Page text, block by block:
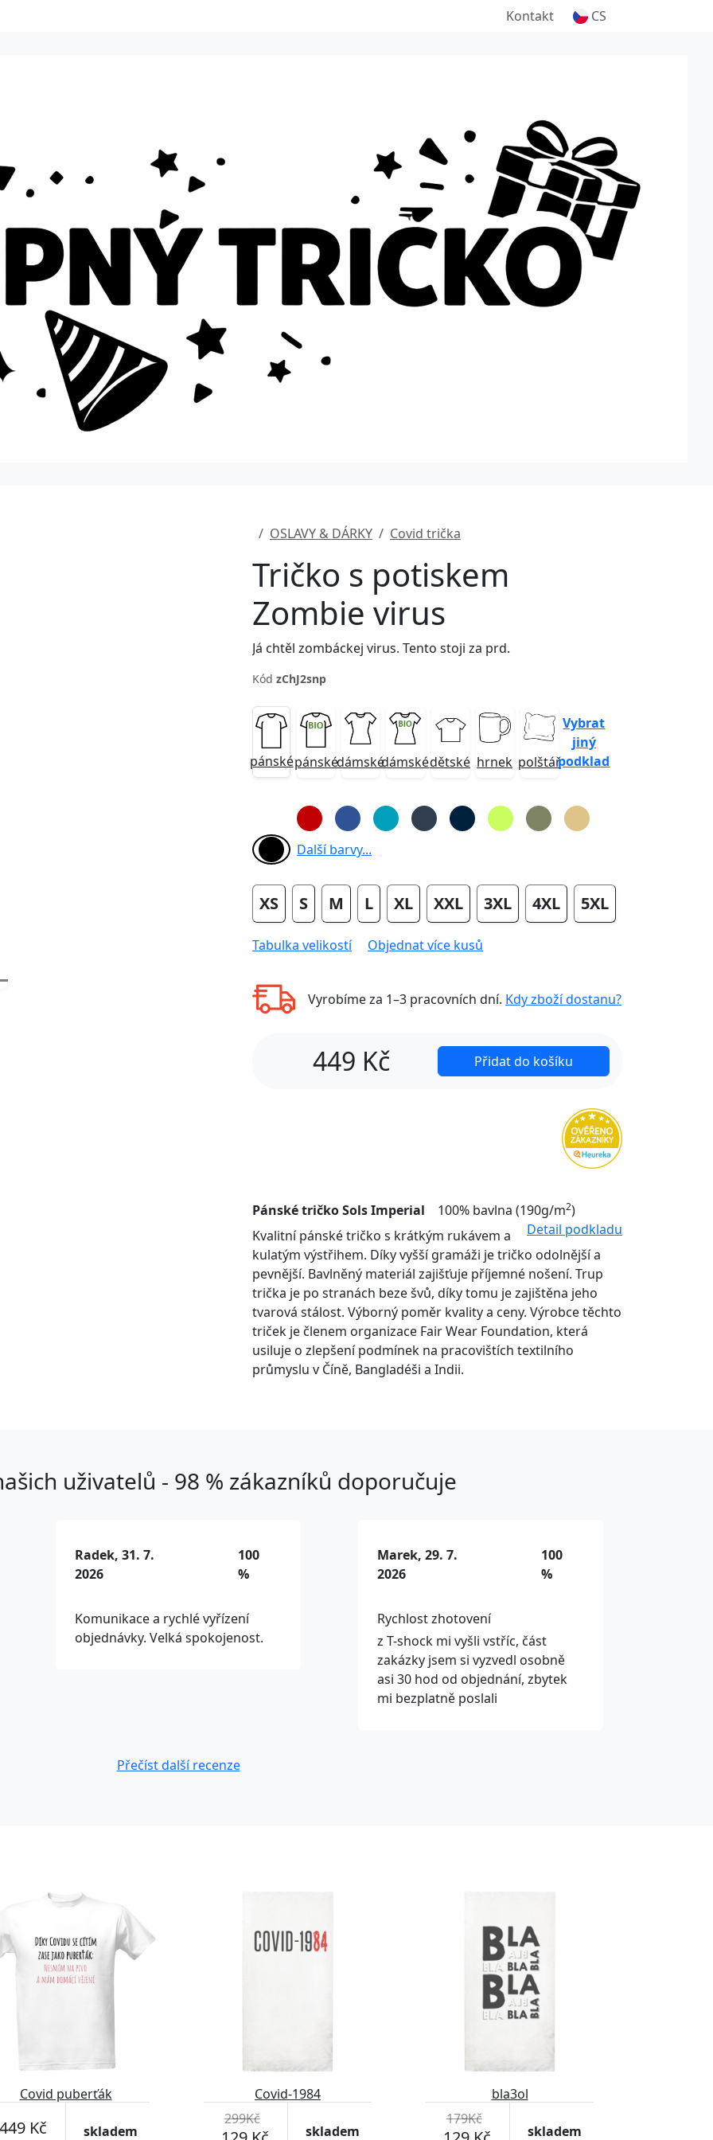
Kontakt CS
OSLAVY & DÁRKY Covid trička
Tričko s potiskem
Zombie virus
Já chtěl zombáckej virus. Tento stoji za prd.
Kód zChJ2snp
pánsképánskédámskédámskédětské hrnek polštář
Vybrat
jiný
podklad
Další barvy...
XS S M L XL XXL 3XL 4XL 5XL
Tabulka velikostí Objednat více kusů
Vyrobíme za 1–3 pracovních dní. Kdy zboží dostanu?
449 Kč Přidat do košíku
Pánské tričko Sols Imperial 100% bavlna (190g/m2)
Detail podkladu
Kvalitní pánské tričko s krátkým rukávem a
kulatým výstřihem. Díky vyšší gramáži je tričko odolnější a
pevnější. Bavlněný materiál zajišťuje příjemné nošení. Trup
trička je po stranách beze švů, díky tomu je zajištěna jeho
tvarová stálost. Výborný poměr kvality a ceny. Výrobce těchto
triček je členem organizace Fair Wear Foundation, která
usiluje o zlepšení podmínek na pracovištích textilního
průmyslu v Číně, Bangladéši a Indii.
uživatelů - 98 % zákazníků doporučuje
Radek, 31. 7.
2026
100
%
Komunikace a rychlé vyřízení
objednávky. Velká spokojenost.
Marek, 29. 7.
2026
100
%
Rychlost zhotovení
z T-shock mi vyšli vstříc, část
zakázky jsem si vyzvedl osobně
asi 30 hod od objednání, zbytek
mi bezplatně poslali
Přečíst další recenze
Covid puberťák
449 Kč skladem
Covid-1984
299Kč
skladem
bla3ol
179Kč
skladem